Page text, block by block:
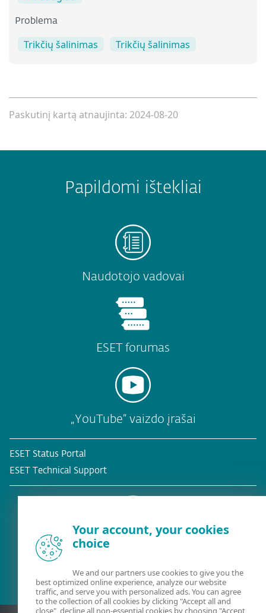
Problema
Trikčių šalinimas Trikčių šalinimas
Paskutinį kartą atnaujinta: 2024-08-20
Papildomi ištekliai
Naudotojo vadovai
ESET forumas
„YouTube“ vaizdo įrašai
ESET Status Portal
ESET Technical Support
Esamas klientas?
Your account, your cookies
choice
We and our partners use cookies to give you the
best optimized online experience, analyze our website
traffic, and serve you with personalized ads. You can agree
to the collection of all cookies by clicking "Accept all and
close", decline all non-essential cookies by choosing "Accept